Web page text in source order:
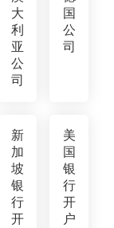
大
利
亚
公
司
国
公
司
新
加
坡
银
行
开
美
国
银
行
开
户